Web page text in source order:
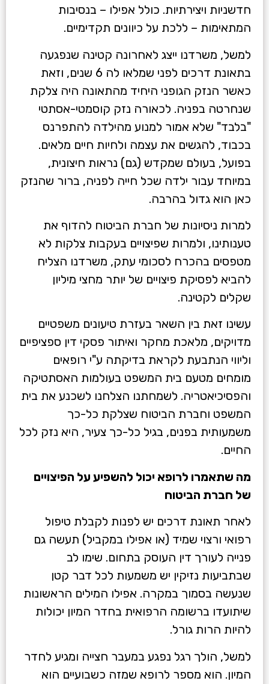
חדשניות ויצירתיות. כולל אפילו – בנסיבות
המתאימות – ללכת על כיוונים תקדימיים.
למשל, משרדנו ייצג לאחרונה קטינה שנפגעה
בתאונת דרכים לפני שמלאו לה 6 שנים, וזאת
כאשר הנזק הגופני היחיד מהתאונה היה צלקת
שנחרטה בפניה. לכאורה נזק קוסמטי-אסתטי
"בלבד" שלא אמור למנוע מהילדה להתפרנס
בכבוד, להגשים את עצמה ולחיות חיים מלאים.
בפועל, בעולם שמקדש (גם) נראות חיצונית,
במיוחד עבור ילדה שכל חייה לפניה, ברור שהנזק
כאן הוא גדול בהרבה.
למרות ניסיונות של חברת הביטוח להדוף את
טענותינו, ולמרות שפיצויים בעקבות צלקות לא
מטפסים בהכרח לסכומי עתק, משרדנו הצליח
להביא לפסיקת פיצויים של יותר מחצי מיליון
שקלים לקטינה.
עשינו זאת בין השאר בעזרת טיעונים משפטיים
מדויקים, מלאכת מחקר ואיתור פסקי דין ספציפיים
וליווי הנתבעת לקראת בדיקתה ע"י רופאים
מומחים מטעם בית המשפט בעולמות האסתטיקה
והפסיכיאטריה. לשמחתנו הצלחנו לשכנע את בית
המשפט וחברת הביטוח שצלקת כל-כך
משמעותית בפנים, בגיל כל-כך צעיר, היא נזק לכל
החיים.
מה שתאמרו לרופא יכול להשפיע על הפיצויים
של חברת הביטוח
לאחר תאונת דרכים יש לפנות לקבלת טיפול
רפואי ורצוי שמיד (או אפילו במקביל) תעשה גם
פנייה לעורך דין העוסק בתחום. שימו לב
שבתביעות נזיקין יש משמעות לכל דבר קטן
שנעשה בסמוך במקרה. אפילו המילים הראשונות
שיתועדו ברשומה הרפואית בחדר המיון יכולות
להיות הרות גורל.
למשל, הולך רגל נפגע במעבר חצייה ומגיע לחדר
המיון. הוא מספר לרופא שמזה כשבועיים הוא